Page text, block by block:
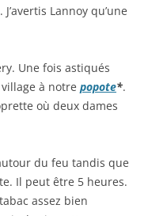
Lannoy qu’une
Une fois astiqués
à notre popote*.
où deux dames
du feu tandis que
Il peut être 5 heures.
assez bien